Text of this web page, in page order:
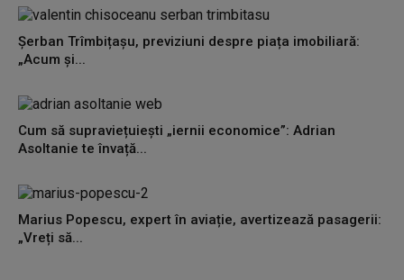
Șerban Trîmbițașu, previziuni despre piața imobiliară:
„Acum și...
Cum să supraviețuiești „iernii economice”: Adrian
Asoltanie te învață...
Marius Popescu, expert în aviație, avertizează pasagerii:
„Vreți să...